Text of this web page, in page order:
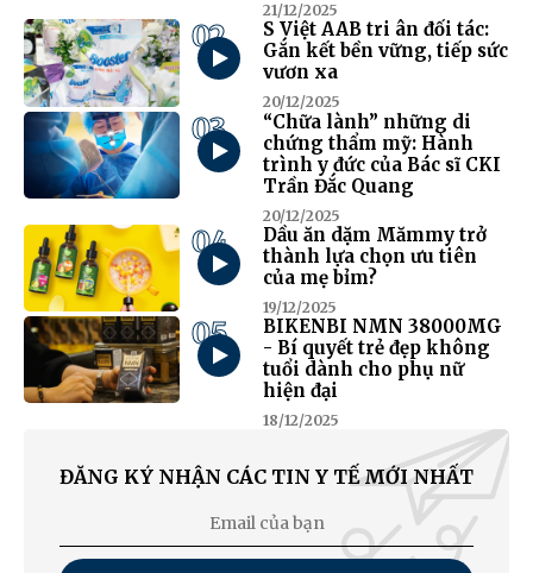
21/12/2025
02
S Việt AAB tri ân đối tác:
Gắn kết bền vững, tiếp sức
vươn xa
20/12/2025
03
“Chữa lành” những di
chứng thẩm mỹ: Hành
trình y đức của Bác sĩ CKI
Trần Đắc Quang
20/12/2025
04
Dầu ăn dặm Mămmy trở
thành lựa chọn ưu tiên
của mẹ bỉm?
19/12/2025
05
BIKENBI NMN 38000MG
- Bí quyết trẻ đẹp không
tuổi dành cho phụ nữ
hiện đại
18/12/2025
ĐĂNG KÝ NHẬN CÁC TIN Y TẾ MỚI NHẤT